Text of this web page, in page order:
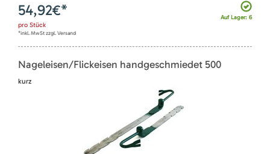
Auf Lager: 6
54,92€*
pro Stück
*inkl. MwSt zzgl. Versand
Nageleisen/Flickeisen handgeschmiedet 500
kurz